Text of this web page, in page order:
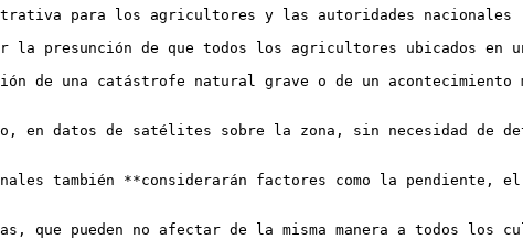
para los agricultores y las autoridades nacionales
la presunción de que todos los agricultores ubicados en
de una catástrofe natural grave o de un
en datos de satélites sobre la zona, sin necesidad de
también **considerarán factores como la
que pueden no afectar de la misma manera a todos